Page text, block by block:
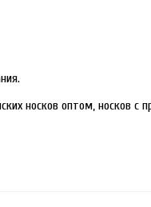
носков оптом, носков с